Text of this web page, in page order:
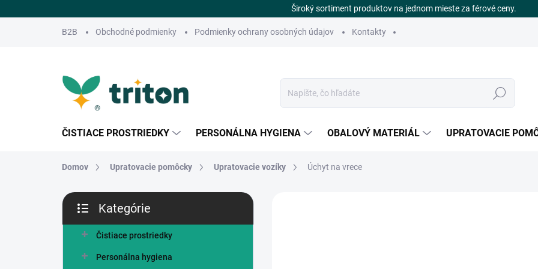
na
Široký sortiment produktov na jednom mieste za férové ceny.
B2B Obchodné podmienky Podmienky ochrany osobných údajov Kontakty
Hľadať
ČISTIACE PROSTRIEDKY PERSONÁLNA HYGIENA OBALOVÝ MATERIÁL UPRATOVACIE
Domov Upratovacie pomôcky Upratovacie vozíky Úchyt na vrece
B
č
kategórie
Kategórie
Čistiace prostriedky
Personálna hygiena